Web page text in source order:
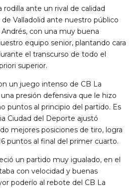
rodilla ante un rival de calidad
Valladolid ante nuestro público
con una muy buena
equipo senior, plantando cara
el transcurso de todo el
superior.
un juego intenso de CB La
presión defensiva que le hizo
puntos al principio del partido. Es
Ciudad del Deporte ajustó
mejores posiciones de tiro, logra
puntos al final del primer cuarto.
un partido muy igualado, en el
con velocidad y buenas
poderío al rebote del CB La